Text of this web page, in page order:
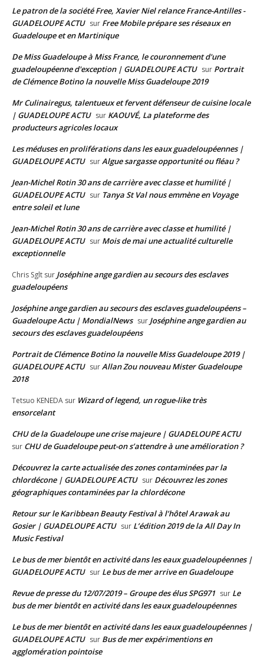
Le patron de la société Free, Xavier Niel relance France-Antilles -
GUADELOUPE ACTU sur Free Mobile prépare ses réseaux en
Guadeloupe et en Martinique
De Miss Guadeloupe à Miss France, le couronnement d'une
guadeloupéenne d'exception | GUADELOUPE ACTU sur Portrait
de Clémence Botino la nouvelle Miss Guadeloupe 2019
Mr Culinairegus, talentueux et fervent défenseur de cuisine locale
| GUADELOUPE ACTU sur KAOUVÉ, La plateforme des
producteurs agricoles locaux
Les méduses en proliférations dans les eaux guadeloupéennes |
GUADELOUPE ACTU surAlgue sargasse opportunité ou fléau ?
Jean-Michel Rotin 30 ans de carrière avec classe et humilité |
GUADELOUPE ACTU sur Tanya St Val nous emmène en Voyage
entre soleil et lune
Jean-Michel Rotin 30 ans de carrière avec classe et humilité |
GUADELOUPE ACTU sur Mois de mai une actualité culturelle
exceptionnelle
Chris Sglt sur Joséphine ange gardien au secours des esclaves
guadeloupéens
Joséphine ange gardien au secours des esclaves guadeloupéens –
Guadeloupe Actu | MondialNews sur Joséphine ange gardien au
secours des esclaves guadeloupéens
Portrait de Clémence Botino la nouvelle Miss Guadeloupe 2019 |
GUADELOUPE ACTU surAllan Zou nouveau Mister Guadeloupe
2018
Tetsuo KENEDA sur Wizard of legend, un rogue-like très
ensorcelant
CHU de la Guadeloupe une crise majeure | GUADELOUPE ACTU
sur CHU de Guadeloupe peut-on s’attendre à une amélioration ?
Découvrez la carte actualisée des zones contaminées par la
chlordécone | GUADELOUPE ACTU sur Découvrez les zones
géographiques contaminées par la chlordécone
Retour sur le Karibbean Beauty Festival à l’hôtel Arawak au
Gosier | GUADELOUPE ACTU sur L’édition 2019 de la All Day In
Music Festival
Le bus de mer bientôt en activité dans les eaux guadeloupéennes |
GUADELOUPE ACTU sur Le bus de mer arrive en Guadeloupe
Revue de presse du 12/07/2019 – Groupe des élus SPG971 sur Le
bus de mer bientôt en activité dans les eaux guadeloupéennes
Le bus de mer bientôt en activité dans les eaux guadeloupéennes |
GUADELOUPE ACTU sur Bus de mer expérimentions en
agglomération pointoise